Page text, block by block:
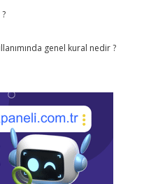
genel kural nedir ?